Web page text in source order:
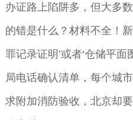
办证路上陷阱多，但大多
的错是什么？材料不全！
罪记录证明’或者‘仓储平
局电话确认清单，每个城
求附加消防验收，北京却